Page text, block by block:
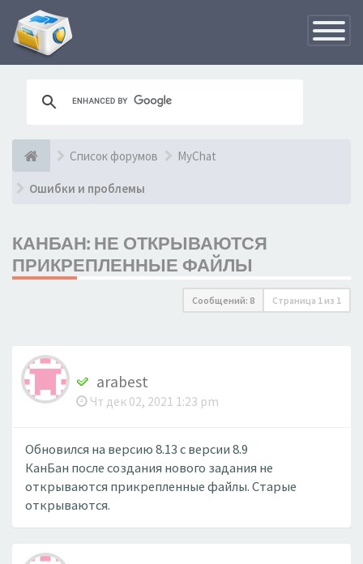
Список форумов MyChat
Ошибки и проблемы
КАНБАН: НЕ ОТКРЫВАЮТСЯ
ПРИКРЕПЛЕННЫЕ ФАЙЛЫ
Сообщений: 8 Страница 1 из 1
arabest
Чт дек 02, 2021 1:23 pm
Обновился на версию 8.13 с версии 8.9
КанБан после создания нового задания не
открываются прикрепленные файлы. Старые
открываются.